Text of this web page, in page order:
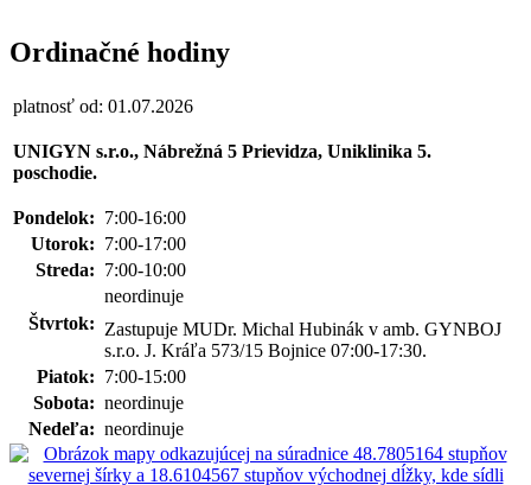
Ordinačné hodiny
platnosť od: 01.07.2026
UNIGYN s.r.o., Nábrežná 5 Prievidza, Uniklinika 5.
poschodie.
Pondelok: 7:00-16:00
Utorok: 7:00-17:00
Streda: 7:00-10:00
Štvrtok:
neordinuje
Zastupuje MUDr. Michal Hubinák v amb. GYNBOJ
s.r.o. J. Kráľa 573/15 Bojnice 07:00-17:30.
Piatok: 7:00-15:00
Sobota: neordinuje
Nedeľa: neordinuje